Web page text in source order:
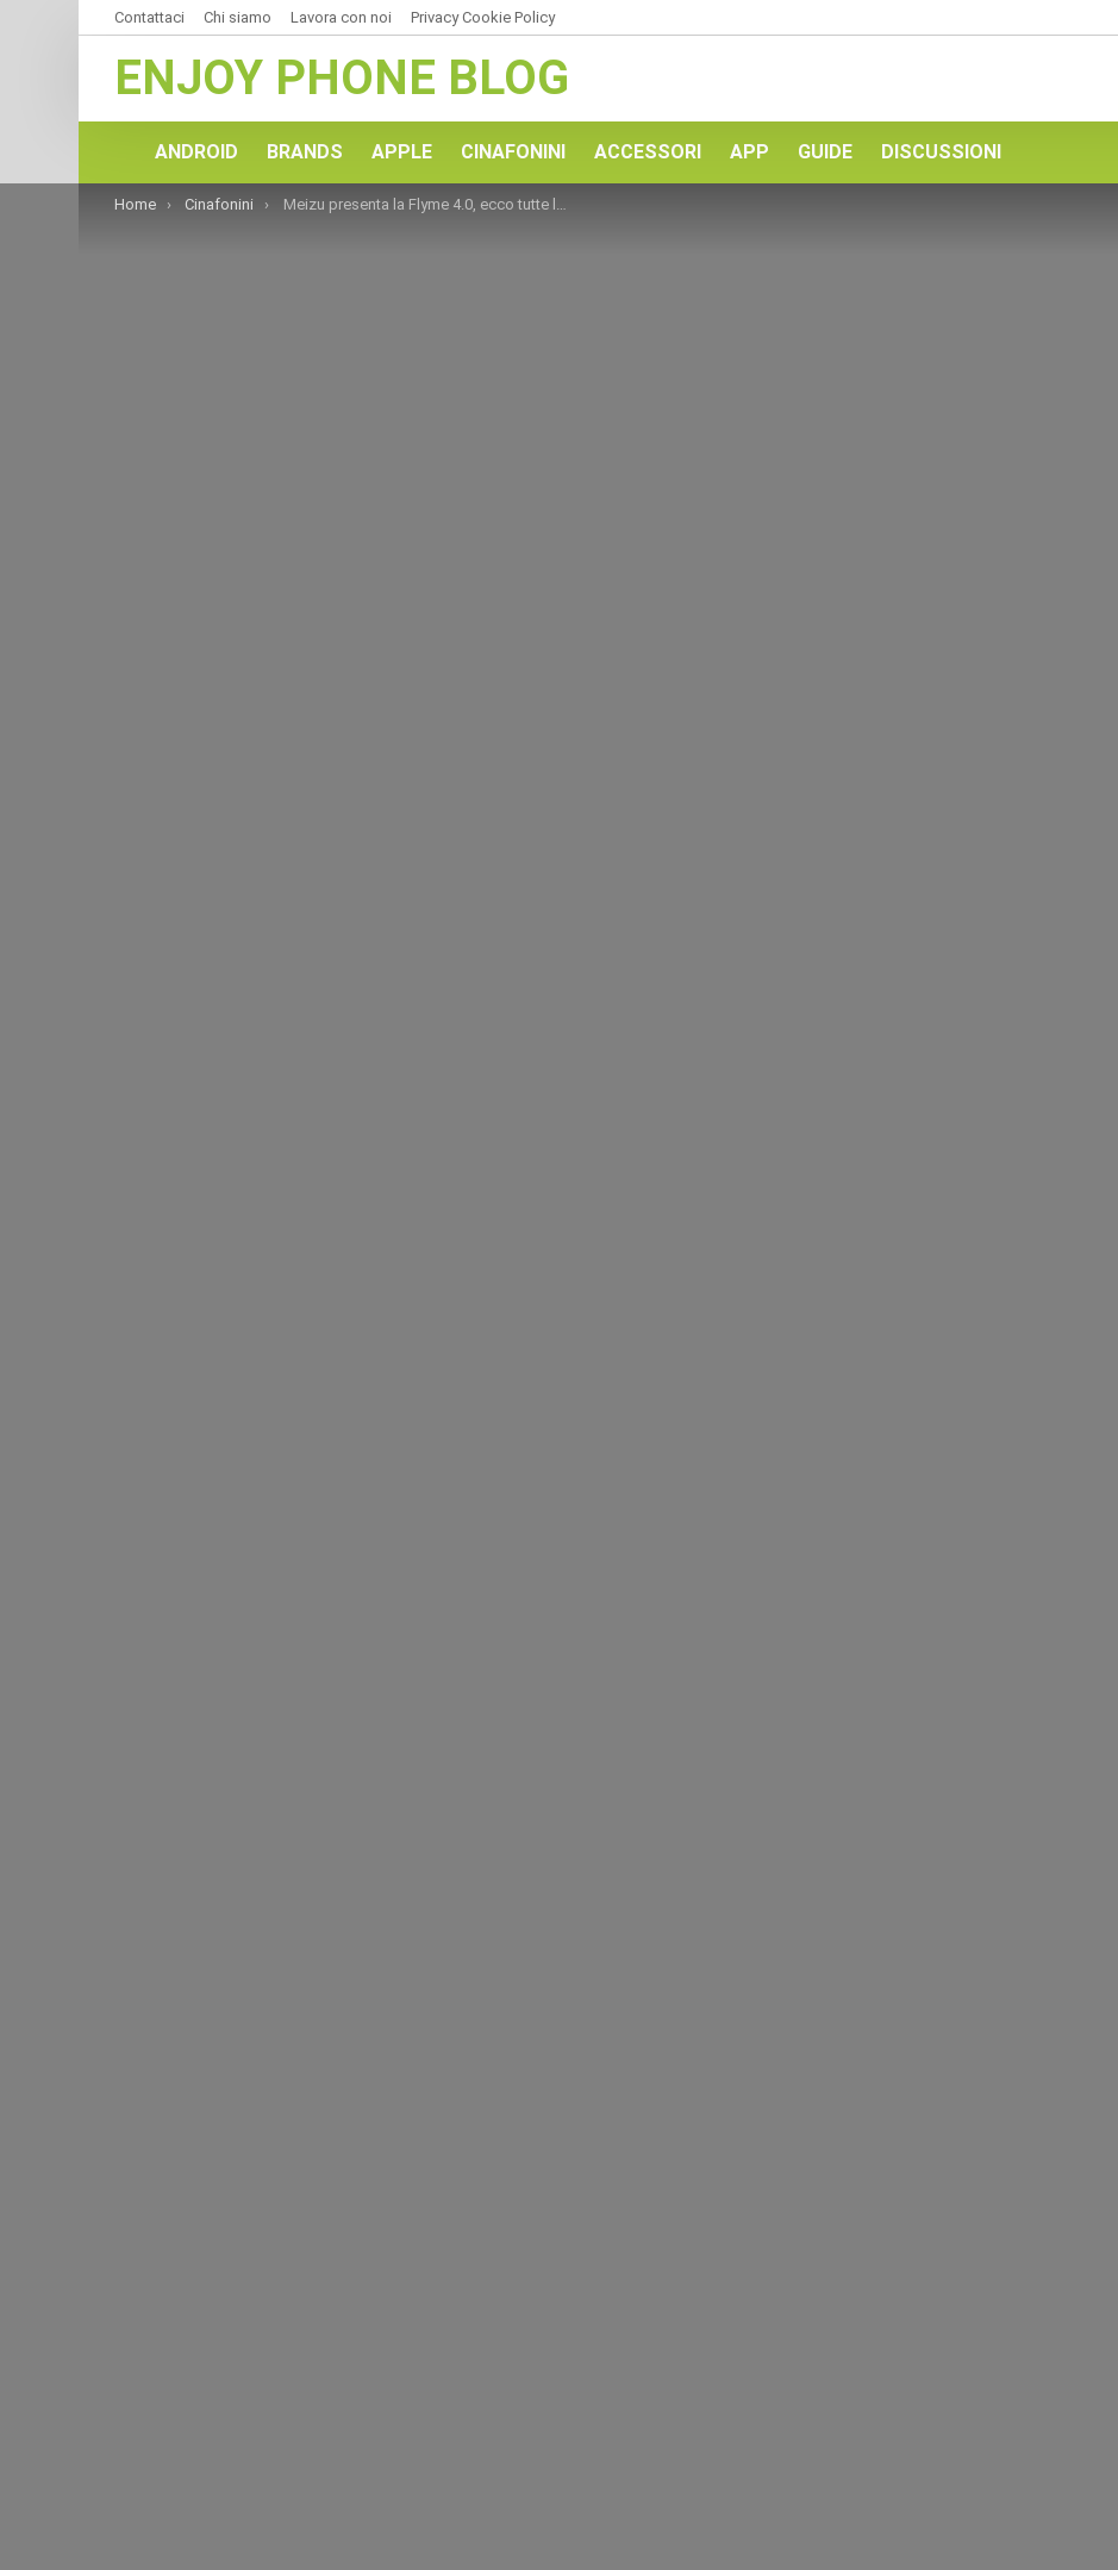
Contattaci Chi siamo Lavora con noi Privacy Cookie Policy
ENJOY PHONE BLOG
ANDROID BRANDS APPLE CINAFONINI ACCESSORI APP GUIDE DISCUSSIONI
You are here:
Home Cinafonini Meizu presenta la Flyme 4.0, ecco tutte le novità